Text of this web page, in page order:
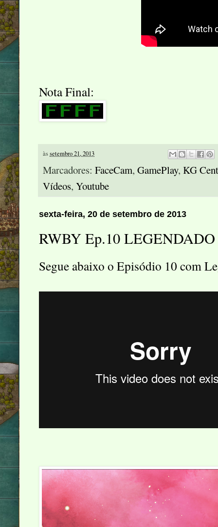
Nota Final:
àssetembro 21, 2013
Marcadores: FaceCam, GamePlay, KG
Vídeos, Youtube
sexta-feira, 20 de setembro de 2013
RWBY Ep.10 LEGENDADO
Segue abaixo o Episódio 10 com